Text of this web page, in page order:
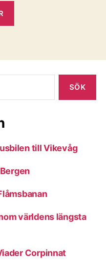
till Vikevåg
världens längsta
Corpinnat